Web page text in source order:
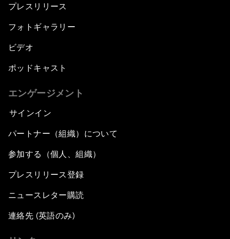
プレスリリース
フォトギャラリー
ビデオ
ポッドキャスト
エンゲージメント
サインイン
パートナー（組織）について
参加する（個人、組織）
プレスリリース登録
ニュースレター購読
連絡先 (英語のみ)